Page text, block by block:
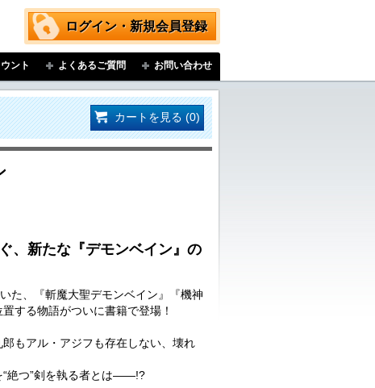
ログイン・新規会員登録
ント よくあるご質問 お問い合わせ
カートを見る (0)
、新たな『デモンベイン』の
た、『斬魔大聖デモンベイン』『機神
する物語がついに書籍で登場！
もアル・アジフも存在しない、壊れ
“絶つ”剣を執る者とは――!?